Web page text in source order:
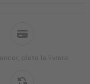
plata la livrare